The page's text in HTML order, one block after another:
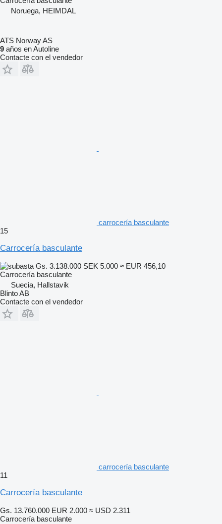
Noruega, HEIMDAL
ATS Norway AS
9 años en Autoline
Contacte con el vendedor
carrocería basculante
15
Carrocería basculante
Gs. 3.138.000 SEK 5.000 ≈ EUR 456,10
Carrocería basculante
Suecia, Hallstavik
Blinto AB
Contacte con el vendedor
carrocería basculante
11
Carrocería basculante
Gs. 13.760.000 EUR 2.000 ≈ USD 2.311
Carrocería basculante